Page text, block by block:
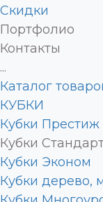
Скидки
Портфолио
Контакты
...
Каталог
КУБКИ
Кубки Престиж
Кубки
Кубки Эконом
Кубки дерево,